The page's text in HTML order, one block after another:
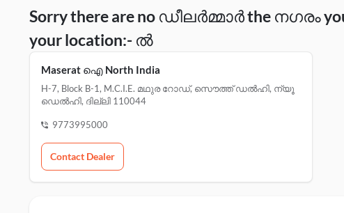
Sorry there are no ഡീലർമ്മാർ the നഗരം you
your location:- ൽ
Maserat ഐ North India
H-7, Block B-1, M.c.i.e. മഥുര റോഡ്, സൌത്ത് ഡൽഹി, ന്യൂ
ഡെൽഹി, ദില്ലി 110044
9773995000
Contact Dealer